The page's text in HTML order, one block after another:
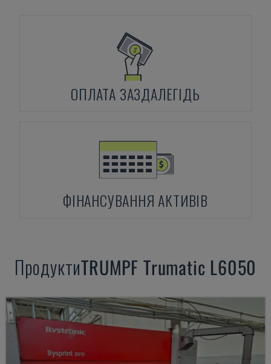
ОПЛАТА ЗАЗДАЛЕГІДЬ
ФІНАНСУВАННЯ АКТИВІВ
ПродуктиTRUMPF Trumatic L6050